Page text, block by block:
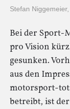
Stefan Niggemeier,
Bei der Sport-
pro Vision
gesunken.
aus den
motorsport-
betreibt, ist